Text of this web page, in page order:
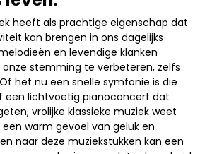
heeft als prachtige eigenschap dat
kan brengen in ons dagelijks
en levendige klanken
stemming te verbeteren, zelfs
het nu een snelle symfonie is die
een lichtvoetig pianoconcert dat
vrolijke klassieke muziek weet
warm gevoel van geluk en
naar deze muziekstukken kan een